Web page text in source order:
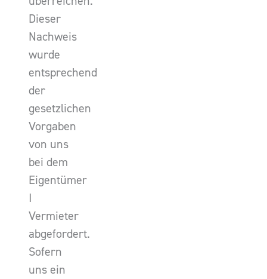
Dieser
Nachweis
wurde
entsprechend
der
gesetzlichen
Vorgaben
von uns
bei dem
Eigentümer
I
Vermieter
abgefordert.
Sofern
uns ein